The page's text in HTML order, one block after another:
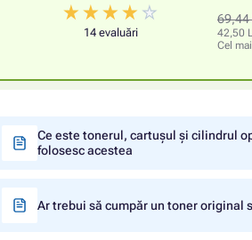
14 evaluări
69,44
42,50
Cel
Ce este tonerul, cartușul și cilindrul
folosesc acestea
Ar trebui să cumpăr un toner original